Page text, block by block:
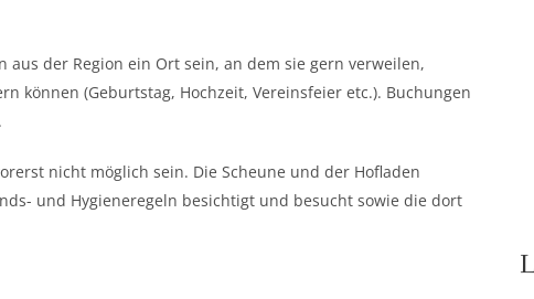
der Region ein Ort sein, an dem sie gern verweilen,
können (Geburtstag, Hochzeit, Vereinsfeier etc.). Buchungen
nicht möglich sein. Die Scheune und der Hofladen
und Hygieneregeln besichtigt und besucht sowie die dort